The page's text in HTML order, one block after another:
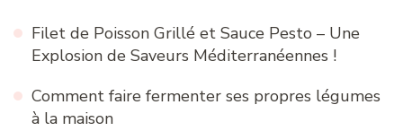
Filet de Poisson Grillé et Sauce Pesto – Une
Explosion de Saveurs Méditerranéennes !
Comment faire fermenter ses propres légumes
à la maison